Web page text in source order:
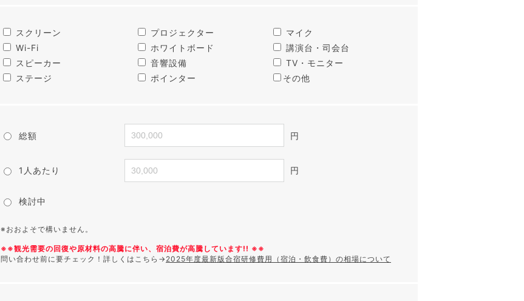
スクリーン プロジェクター
マイク
Wi-Fi
ホワイトボード
講演台・司会台
スピーカー
音響設備
TV・モニター
ステージ
ポインター その他
総額 円
1人あたり 円
検討中
※おおよそで構いません。
※※観光需要の回復や原材料の高騰に伴い、宿泊費が高騰しています!! ※※
問い合わせ前に要チェック！詳しくはこちら→ 2025年度最新版合宿研修費用（宿泊・飲食費）の相場について